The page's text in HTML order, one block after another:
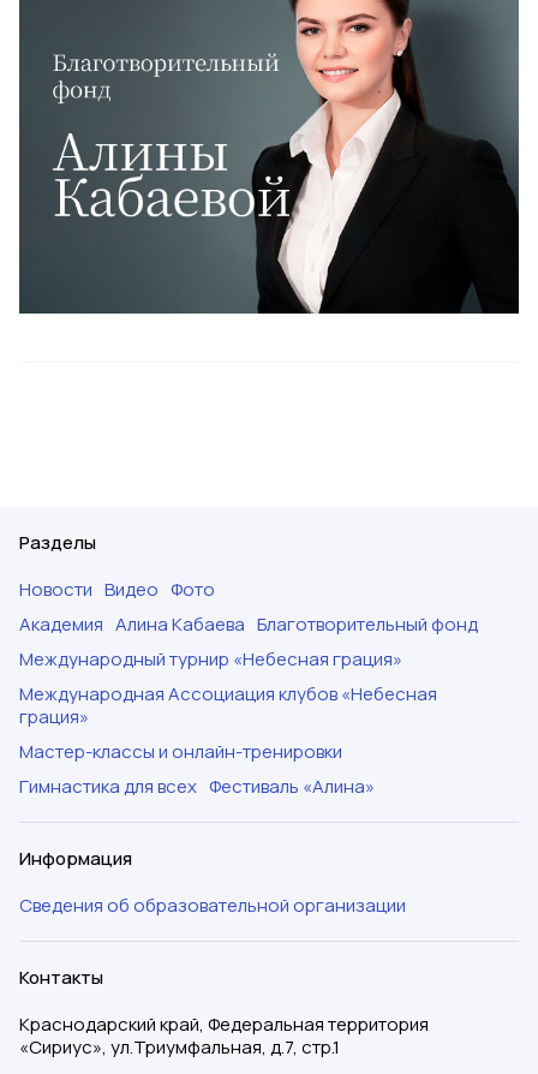
Разделы
Новости Видео Фото
Академия Алина Кабаева Благотворительный фонд
Международный турнир «Небесная грация»
Международная Ассоциация клубов «Небесная
грация»
Мастер-классы и онлайн-тренировки
Гимнастика для всех Фестиваль «Алина»
Информация
Сведения об образовательной организации
Контакты
Краснодарский край, Федеральная территория
«Сириус», ул.Триумфальная, д.7, стр.1